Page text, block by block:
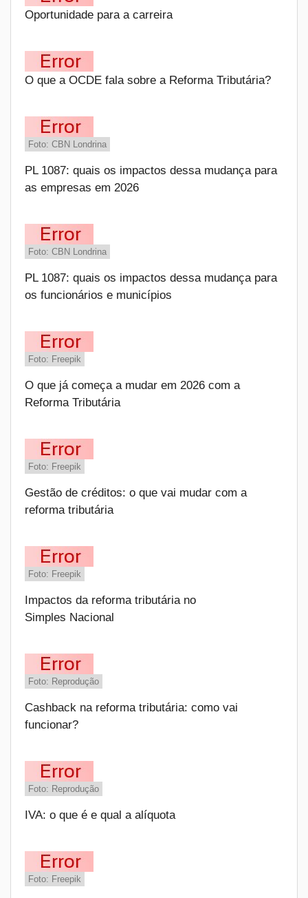
Oportunidade para a carreira
O que a OCDE fala sobre a Reforma Tributária?
Foto: CBN Londrina
PL 1087: quais os impactos dessa mudança para
as empresas em 2026
Foto: CBN Londrina
PL 1087: quais os impactos dessa mudança para
os funcionários e municípios
Foto: Freepik
O que já começa a mudar em 2026 com a
Reforma Tributária
Foto: Freepik
Gestão de créditos: o que vai mudar com a
reforma tributária
Foto: Freepik
Impactos da reforma tributária no
Simples Nacional
Foto: Reprodução
Cashback na reforma tributária: como vai
funcionar?
Foto: Reprodução
IVA: o que é e qual a alíquota
Foto: Freepik